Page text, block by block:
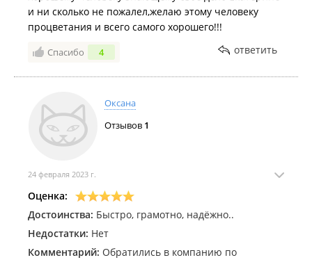
Всем кто стремится честно трудиться и
зарабатывать, желаю удачи!
и ни сколько не пожалел,желаю этому человеку
процветания и всего самого хорошего!!!
Спасибо 4 ответить
Оксана
Отзывов 1
24 февраля 2023 г.
Оценка:
Достоинства: Быстро, грамотно, надёжно..
Недостатки: Нет
Комментарий: Обратились в компанию по